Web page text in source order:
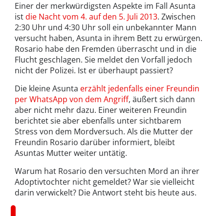
Einer der merkwürdigsten Aspekte im Fall Asunta
istdie Nacht vom 4. auf den 5. Juli 2013. Zwischen
2:30 Uhr und 4:30 Uhr soll ein unbekannter Mann
versucht haben, Asunta in ihrem Bett zu erwürgen.
Rosario habe den Fremden überrascht und in die
Flucht geschlagen. Sie meldet den Vorfall jedoch
nicht der Polizei. Ist er überhaupt passiert?
Die kleine Asunta erzählt jedenfalls einer Freundin
per WhatsApp von dem Angriff, äußert sich dann
aber nicht mehr dazu. Einer weiteren Freundin
berichtet sie aber ebenfalls unter sichtbarem
Stress von dem Mordversuch. Als die Mutter der
Freundin Rosario darüber informiert, bleibt
Asuntas Mutter weiter untätig.
Warum hat Rosario den versuchten Mord an ihrer
Adoptivtochter nicht gemeldet? War sie vielleicht
darin verwickelt? Die Antwort steht bis heute aus.